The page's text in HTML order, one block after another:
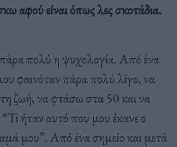
αφού είναι όπως λες σκοτάδια.
πολύ η ψυχολογία. Από ένα
φαινόταν πάρα πολύ λίγο, να
ζωή, να φτάσω στα 50 και να
ήταν αυτό που µου έκανε ο
µου”. Από ένα σηµείο και µετά